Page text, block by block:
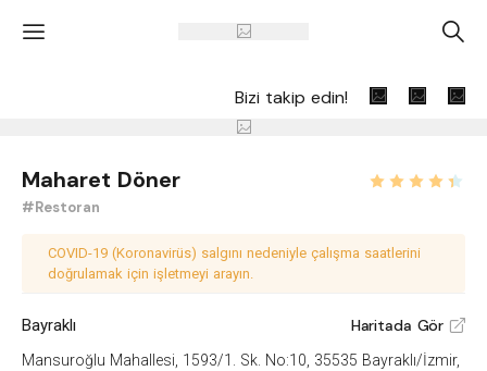
' A
Bizi takip edin!
Maharet Döner
#Restoran
COVID-19 (Koronavirüs) salgını nedeniyle çalışma saatlerini
doğrulamak için işletmeyi arayın.
Bayraklı Haritada Gör V
Mansuroğlu Mahallesi, 1593/1. Sk. No:10, 35535 Bayraklı/İzmir,